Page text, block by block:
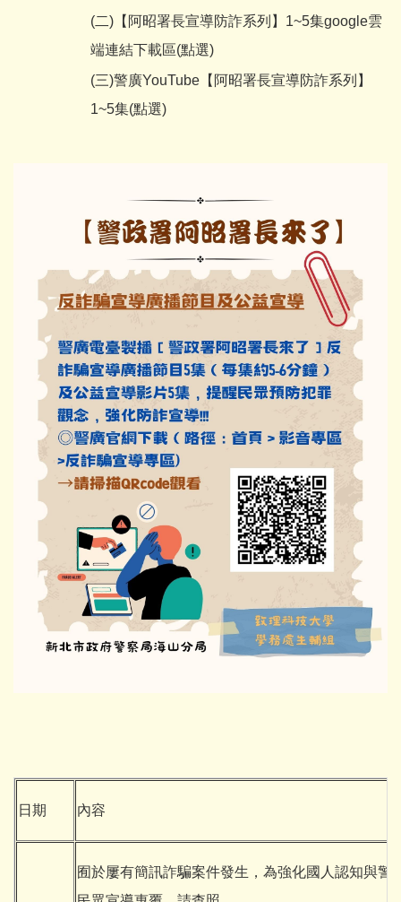
(二) 【阿昭署長宣導防詐系列】1~5集google雲
端連結下載區(點選)
(三)警廣YouTube【阿昭署長宣導防詐系列】
1~5集(點選)
日期 內容
囿於屢有簡訊詐騙案件發生，為強化國人認知與